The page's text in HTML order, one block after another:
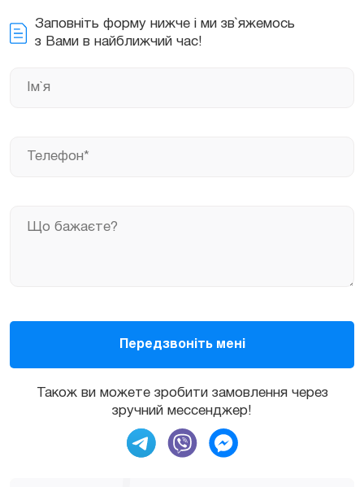
Заповніть форму нижче і ми зв`яжемось
з Вами в найближчий час!
Також ви можете зробити замовлення через
зручний мессенджер!